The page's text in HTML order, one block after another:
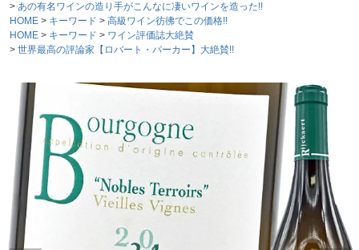
あの有名ワインの造り手がこんなに凄いワインを造った!!
HOME
キーワード
高級ワイン彷彿でこの価格!!
HOME
キーワード
ワイン評価誌大絶賛
世界最高の評論家【ロバート・パーカー】大絶賛!!